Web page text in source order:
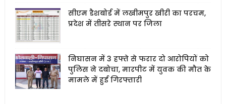
सीएम डैशबोर्ड में लखीमपुर खीरी का परचम,
प्रदेश में तीसरे स्थान पर जिला
निघासन में 3 हफ्ते से फरार दो आरोपियों को
पुलिस ने दबोचा, मारपीट में युवक की मौत के
मामले में हुई गिरफ्तारी